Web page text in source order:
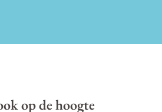
op de hoogte